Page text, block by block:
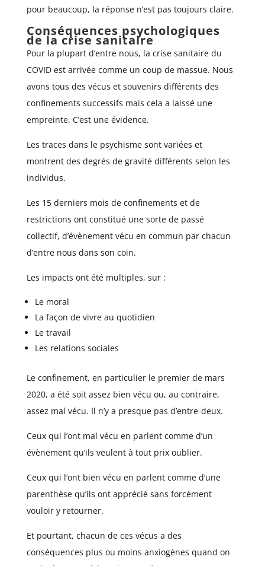
pour beaucoup, la réponse n’est pas toujours claire.
Conséquences psychologiques
de la crise sanitaire
Pour la plupart d’entre nous, la crise sanitaire du
COVID est arrivée comme un coup de massue. Nous
avons tous des vécus et souvenirs différents des
confinements successifs mais cela a laissé une
empreinte. C’est une évidence.
Les traces dans le psychisme sont variées et
montrent des degrés de gravité différents selon les
individus.
Les 15 derniers mois de confinements et de
restrictions ont constitué une sorte de passé
collectif, d’évènement vécu en commun par chacun
d’entre nous dans son coin.
Les impacts ont été multiples, sur :
Le moral
La façon de vivre au quotidien
Le travail
Les relations sociales
Le confinement, en particulier le premier de mars
2020, a été soit assez bien vécu ou, au contraire,
assez mal vécu. Il n’y a presque pas d’entre-deux.
Ceux qui l’ont mal vécu en parlent comme d’un
évènement qu’ils veulent à tout prix oublier.
Ceux qui l’ont bien vécu en parlent comme d’une
parenthèse qu’ils ont apprécié sans forcément
vouloir y retourner.
Et pourtant, chacun de ces vécus a des
conséquences plus ou moins anxiogènes quand on